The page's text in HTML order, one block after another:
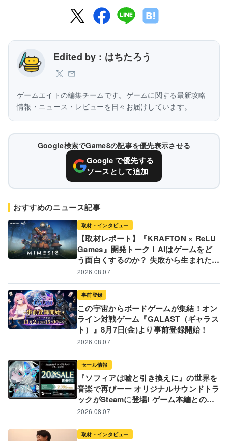
Edited by : はちたろう
ゲームエイトの編集チームです。ゲームに関する最新攻略
情報・ニュース・レビューを日々お届けしています。
Google検索でGame8の記事を優先表示させる
Google で優先する
ソースとして追加
おすすめのニュース記事
取材・インタビュー
【取材レポート】『KRAFTON × ReLU
Games』開発トーク！AIはゲームをど
う面白くするのか？ 失敗から生まれた革
新的な開発ツールと現場のリアル
2026.08.07
事前登録
この宇宙からボードゲームが集結！オン
ライン対戦ゲーム『GALAST（ギャラス
ト）』8月7日(金)より事前登録開始！
2026.08.07
セール情報
『ソフィアは嘘と引き換えに』の世界を
音楽で再びーー オリジナルサウンドトラ
ックがSteamに登場! ゲーム本編とのバ
ンドル販売&20%オフ記念セールも実施
中!
2026.08.07
取材・インタビュー